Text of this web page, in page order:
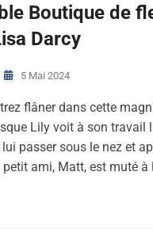
Boutique de
Darcy
5 Mai 2024
flâner dans cette
Lily voit à son travail
passer sous le nez et
ami, Matt, est muté à